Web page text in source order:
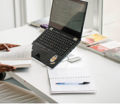
ARTISTIQUE ↓